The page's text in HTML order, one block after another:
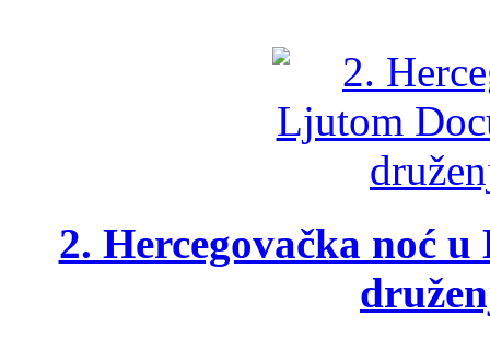
2. Hercegovačka noć